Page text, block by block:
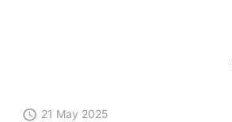
21 May 2025